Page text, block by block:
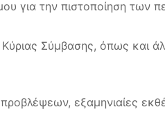
για την πιστοποίηση των
Κύριας Σύμβασης, όπως
εξαμηνιαίες